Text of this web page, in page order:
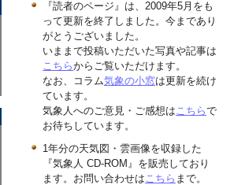
『読者のページ』は、2009年5月をも
って更新を終了しました。今まであり
がとうございました。
いままで投稿いただいた写真や記事は
こちらからご覧いただけます。
なお、コラム気象の小窓は更新を続け
ています。
気象人へのご意見・ご感想はこちらで
お待ちしています。
1年分の天気図・雲画像を収録した
『気象人 CD-ROM』を販売しており
ます。お問い合わせはこちら まで。